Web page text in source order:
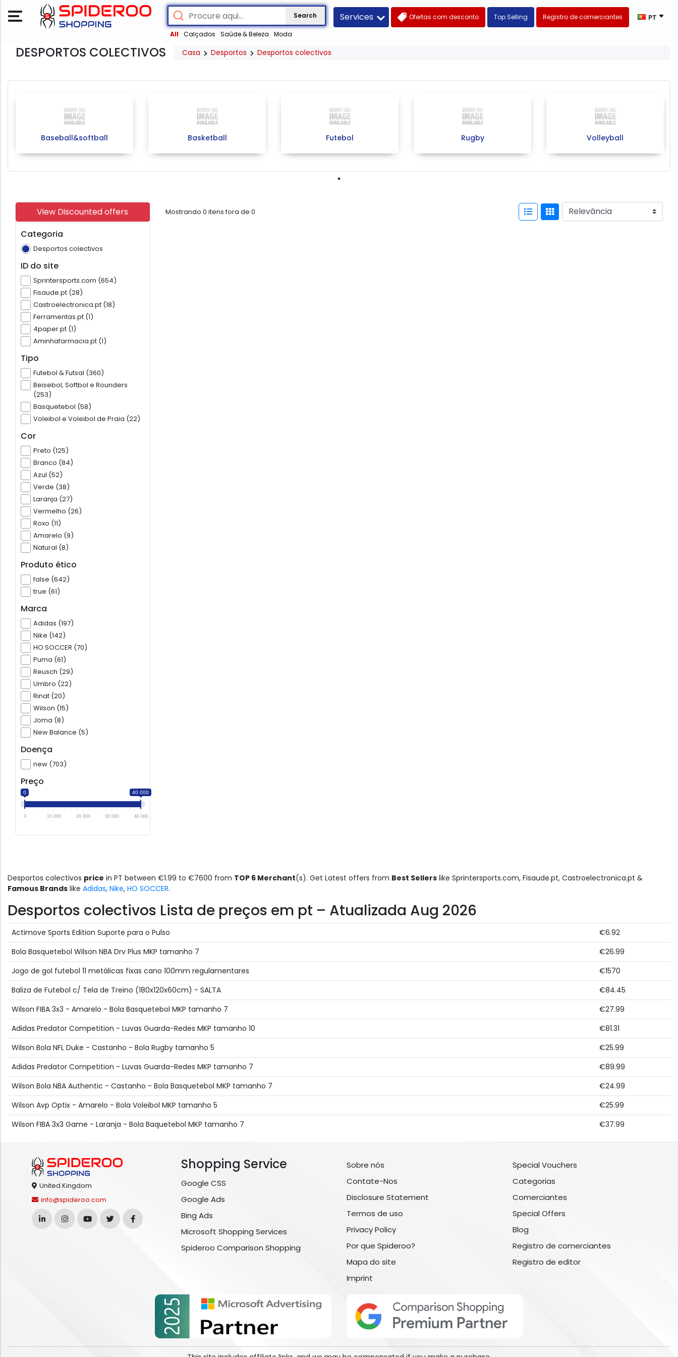
Search
All Calçados Saúde & Beleza Moda
Services Ofertas com desconto Top Selling Registro de comerciantes PT
DESPORTOS COLECTIVOS Casa Desportos Desportos colectivos
Baseball&softball Basketball Futebol Rugby Volleyball
View Discounted offers
Categoria
Desportos colectivos
ID do site
Sprintersports.com (654)
Fisaude.pt (28)
Castroelectronica.pt (18)
Ferramentas.pt (1)
4paper.pt (1)
Aminhafarmacia.pt (1)
Tipo
Futebol & Futsal (360)
Beisebol, Softbol e Rounders
(253)
Basquetebol (58)
Voleibol e Voleibol de Praia (22)
Cor
Preto (125)
Branco (84)
Azul (52)
Verde (38)
Laranja (27)
Vermelho (26)
Roxo (11)
Amarelo (9)
Natural (8)
Produto ético
false (642)
true (61)
Marca
Adidas (197)
Nike (142)
HO SOCCER (70)
Puma (61)
Reusch (29)
Umbro (22)
Rinat (20)
Wilson (15)
Joma (8)
New Balance (5)
Doença
new (703)
Preço
0 40 000
0 10 000 20 000 30 000 40 000
Mostrando 0 itens fora de 0
Desportos colectivos price in PT between €1.99 to €7600 from TOP 6 Merchant(s). Get Latest offers from Best Sellers like Sprintersports.com, Fisaude.pt, Castroelectronica.pt &
Famous Brands like Adidas, Nike, HO SOCCER.
Desportos colectivos Lista de preços em pt – Atualizada Aug 2026
Actimove Sports Edition Suporte para o Pulso
€6.92
Bola Basquetebol Wilson NBA Drv Plus MKP tamanho 7
€26.99
Jogo de gol futebol 11 metálicas fixas cano 100mm regulamentares
€1570
Baliza de Futebol c/ Tela de Treino (180x120x60cm) - SALTA
€84.45
Wilson FIBA 3x3 - Amarelo - Bola Basquetebol MKP tamanho 7
€27.99
Adidas Predator Competition - Luvas Guarda-Redes MKP tamanho 10
€81.31
Wilson Bola NFL Duke - Castanho - Bola Rugby tamanho 5
€25.99
Adidas Predator Competition - Luvas Guarda-Redes MKP tamanho 7
€89.99
Wilson Bola NBA Authentic - Castanho - Bola Basquetebol MKP tamanho 7
€24.99
Wilson Avp Optix - Amarelo - Bola Voleibol MKP tamanho 5
€25.99
Wilson FIBA 3x3 Game - Laranja - Bola Baquetebol MKP tamanho 7
€37.99
United Kingdom
info@spideroo.com
Shopping Service
Google CSS
Google Ads
Bing Ads
Microsoft Shopping Services
Spideroo Comparison Shopping
Sobre nós
Contate-Nos
Disclosure Statement
Termos de uso
Privacy Policy
Por que Spideroo?
Mapa do site
Imprint
Special Vouchers
Categorias
Comerciantes
Special Offers
Blog
Registro de comerciantes
Registro de editor